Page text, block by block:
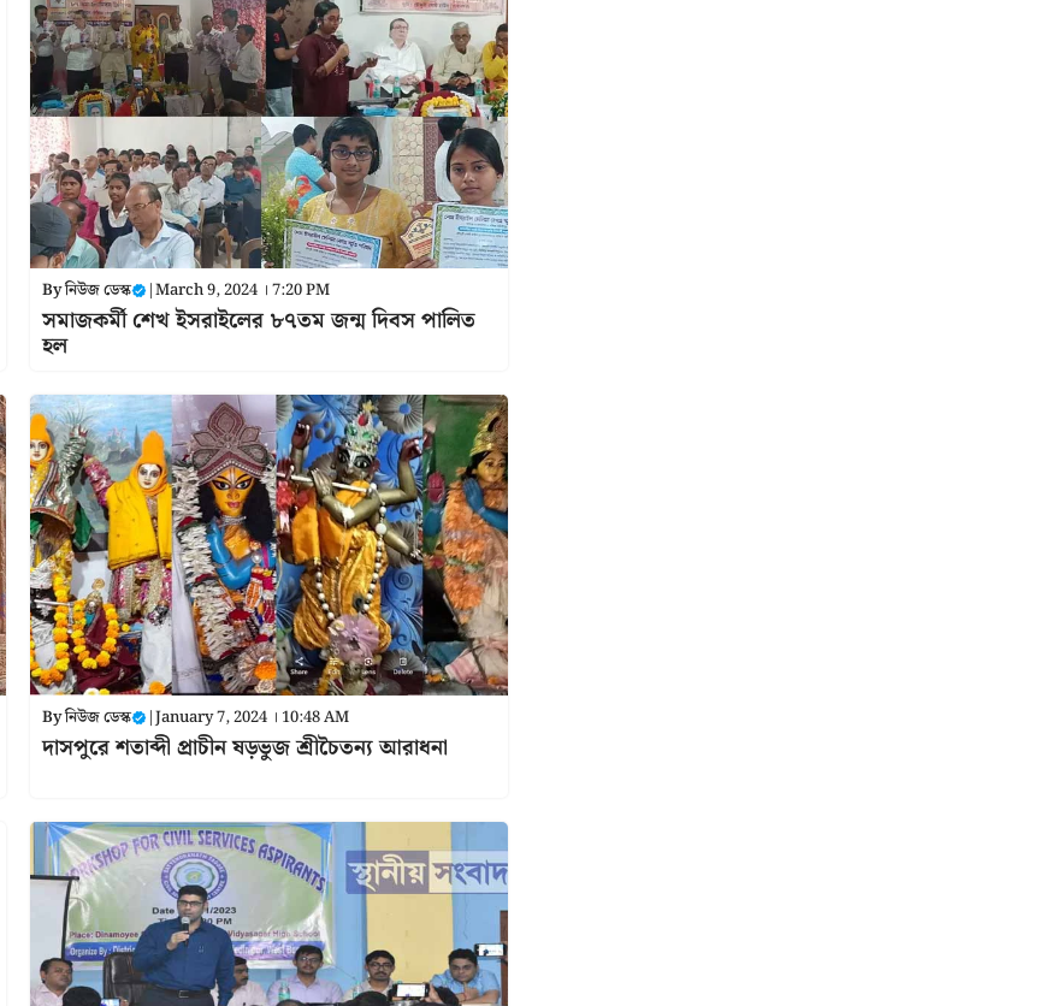
Byনিউজ ডেস্ক |March 9, 2024 । 7:20 PM
সমাজকর্মী শেখ ইসরাইলের ৮৭তম জন্ম দিবস পালিত
হল
Byনিউজ ডেস্ক |January 7, 2024 । 10:48 AM
দাসপুরে শতাব্দী প্রাচীন ষড়ভুজ শ্রীচৈতন্য আরাধনা